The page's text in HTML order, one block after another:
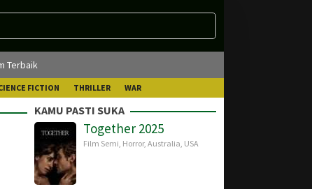
Terbaik
FICTION THRILLER WAR
KAMU PASTI SUKA
Together 2025
Film Semi, Horror, Australia, USA